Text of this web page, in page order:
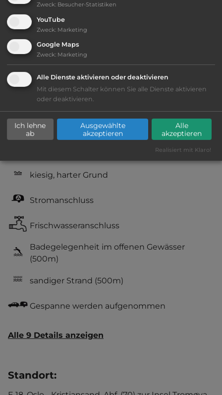
Ausstattung:
bis 30,- Euro
Lage: schön
Geräuschkulisse: überwiegend ruhig
kiesig, harter Grund
Stromanschluss
Frischwasseranschluss
Badegelegenheit im offenen Gewässer
(500m)
sandiger Strand (500m)
Gespanne werden aufgenommen
Alle 9 Details anzeigen
Standort:
Zweck: Besucher-Statistiken
YouTube
Zweck: Marketing
Google Maps
Zweck: Marketing
Alle Dienste aktivieren oder deaktivieren
Mit diesem Schalter können Sie alle Dienste aktivieren
oder deaktivieren.
Ich lehne
ab
Ausgewählte
akzeptieren
Alle
akzeptieren
Realisiert mit Klaro!